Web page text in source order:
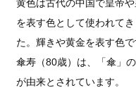
黄色は古代の中国で皇帝
を表す色として使われてき
た。輝きや黄金を表す色で
傘寿（80歳）は、「傘」
が由来とされています。